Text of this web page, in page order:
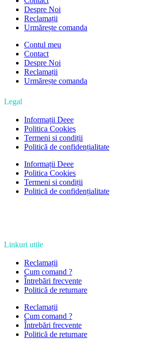
Despre Noi
Reclamații
Urmărește comanda
Contul meu
Contact
Despre Noi
Reclamații
Urmărește comanda
Legal
Informații Deee
Politica Cookies
Termeni si condiții
Politică de confidențialitate
Informații Deee
Politica Cookies
Termeni si condiții
Politică de confidențialitate
Linkuri utile
Reclamații
Cum comand ?
Întrebări frecvente
Politică de returnare
Reclamații
Cum comand ?
Întrebări frecvente
Politică de returnare